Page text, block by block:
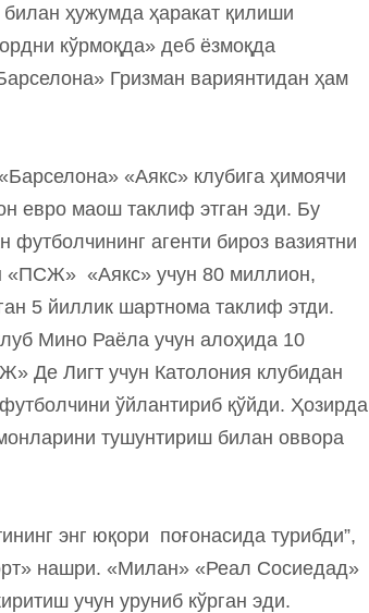
ҳужумда ҳаракат қилиши
кўрмоқда» деб ёзмоқда
Гризман вариянтидан ҳам
«Аякс» клубига ҳимоячи
евро маош таклиф этган эди. Бу
футболчининг агенти бироз вазиятни
«ПСЖ» «Аякс» учун 80 миллион,
5 йиллик шартнома таклиф этди.
Мино Раёла учун алоҳида 10
Де Лигт учун Католония клубидан
ўйлантириб қўйди. Ҳозирда
тушунтириш билан оввора
энг юқори поғонасида турибди”,
нашри. «Милан» «Реал Сосиедад»
учун уруниб кўрган эди.